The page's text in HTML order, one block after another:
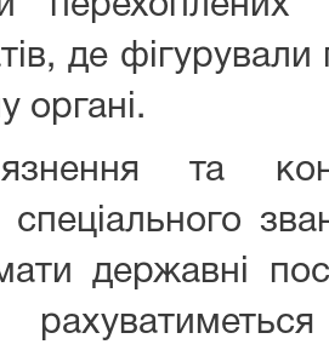
де
органі.
та
державні